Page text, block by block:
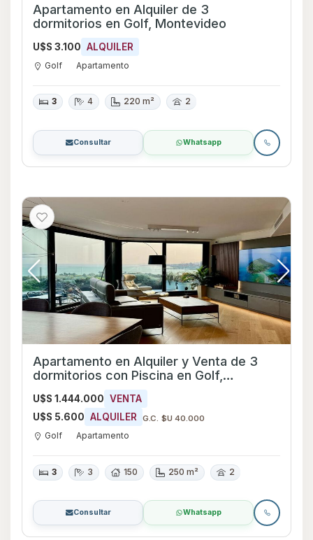
Apartamento en Alquiler de 3
dormitorios en Golf, Montevideo
U$S 3.100 ALQUILER
Golf Apartamento
3 4 220 m² 2
Consultar Whatsapp
Apartamento en Alquiler y Venta de 3
dormitorios con Piscina en Golf,
U$S 1.444.000 VENTA
U$S 5.600 ALQUILER G.C. $U 40.000
Golf Apartamento
3 3 150 250 m² 2
Consultar Whatsapp